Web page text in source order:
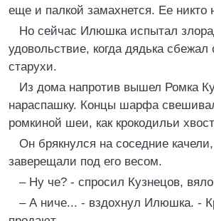
еще и палкой замахнется. Ее никто
Но сейчас Илюшка испытал
удовольствие, когда дядька сбежал
старухи.
Из дома напротив вышел Ромка
нараспашку. Концы шарфа
ромкиной шеи, как крокодильи
Он брякнулся на соседние
заверещали под его весом.
– Ну че? - спросил Кузнецов,
– А ниче... - вздохнул Илюшка. -